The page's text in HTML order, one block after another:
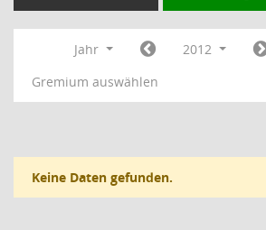
Jahr
2012
Gremium auswählen
Keine Daten gefunden.